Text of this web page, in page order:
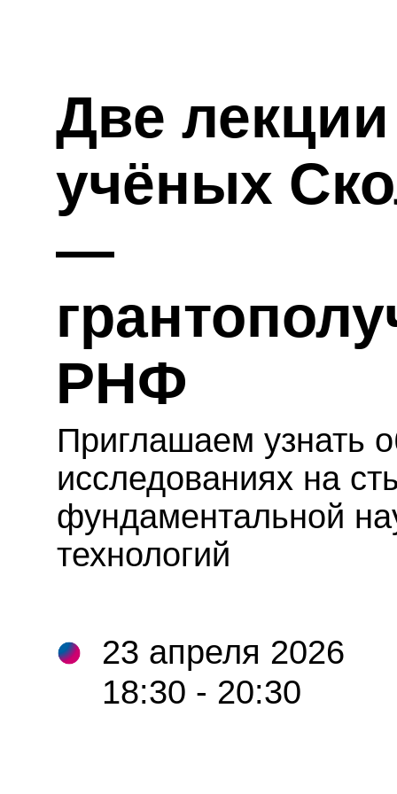
учёных Сколтеха
—
РНФ
Приглашаем узнать об
исследованиях на стыке
фундаментальной науки и
технологий
23 апреля 2026
18:30 - 20:30